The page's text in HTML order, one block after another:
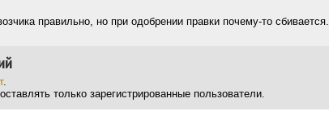
правильно, но при одобрении правки почему-то сбивается.
.
только зарегистрированные пользователи.